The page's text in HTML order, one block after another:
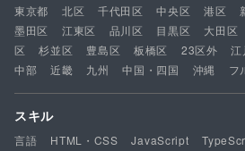
東京都
北区 千代田区 中央区 港区
墨田区
江東区 品川区 目黒区 大田区
区
杉並区 豊島区 板橋区 23区外 江
中部
近畿 九州 中国・四国 沖縄 フ
スキル
言語 HTML・CSS JavaScript